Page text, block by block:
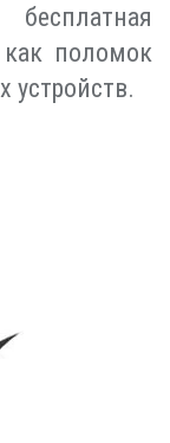
как поломок
устройств.